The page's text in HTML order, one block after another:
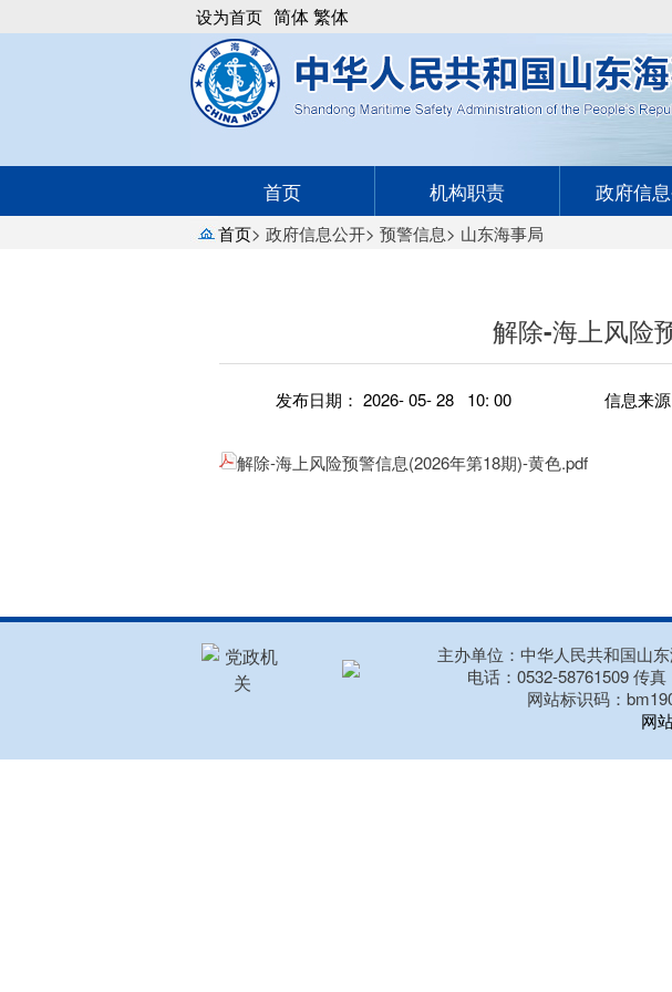
设为首页 简体繁体
首页 机构职责 政府信
首页> 政府信息公开> 预警信息> 山东海事局
解除-海上风险
发布日期： 2026- 05- 28 10: 00 信息来
解除-海上风险预警信息(2026年第18期)-黄色.pdf
主办单位：中华人民共和国山
电话：0532-58761509 传
网站标识码：